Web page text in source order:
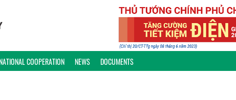
COOPERATION NEWS DOCUMENTS